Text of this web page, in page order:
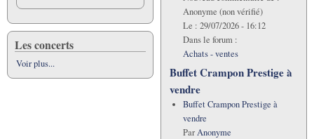
Les concerts
Voir plus...
Anonyme (non vérifié)
Le : 29/07/2026 - 16:12
Dans le forum :
Achats - ventes
Buffet Crampon Prestige à
vendre
Buffet Crampon Prestige à
vendre
ParAnonyme